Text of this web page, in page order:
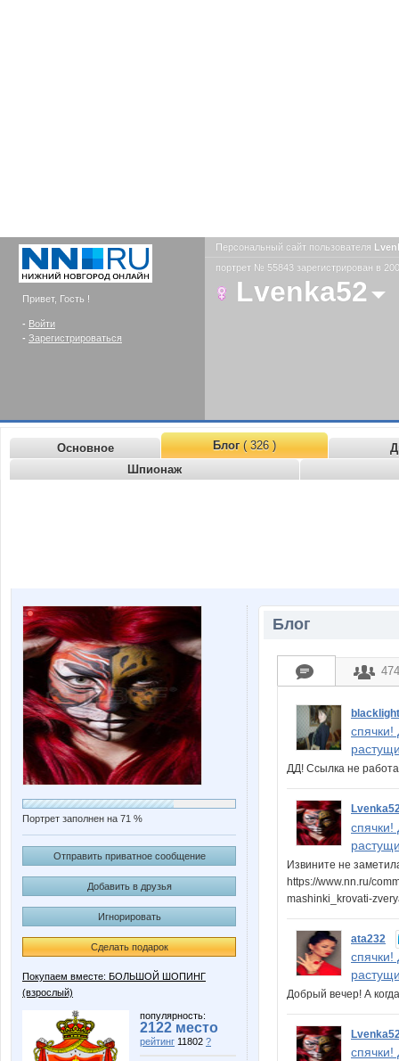
Привет, Гость !
- Войти
- Зарегистрироваться
Персональный сайт пользователя
портрет № 55843 зарегистрирован в
Lvenka52
Основное Блог( 326 )
Шпионаж
Портрет заполнен на 71 %
Отправить приватное сообщение
Добавить в друзья
Игнорировать
Сделать подарок
Покупаем вместе: БОЛЬШОЙ ШОПИНГ
(взрослый)
популярность:
2122 место
рейтинг 11802 ?
Блог
474
спячки!
ДД! Ссылка не
спячки!
Извините не
https://www.nn.ru/
mashinki_krovati-
ata232
спячки!
Добрый вечер! А
спячки!